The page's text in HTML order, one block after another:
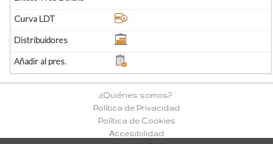
¿Quiénes somos?
Política de Privacidad
Política de Cookies
Accesibilidad